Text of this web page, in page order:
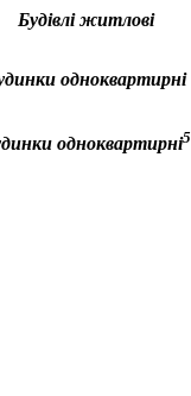
Будівлі житлові
одноквартирні
одноквартирні5